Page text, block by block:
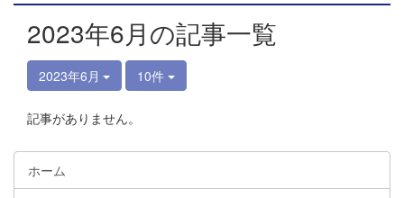
2023年6月の記事一覧
2023年6月 10件
記事がありません。
ホーム